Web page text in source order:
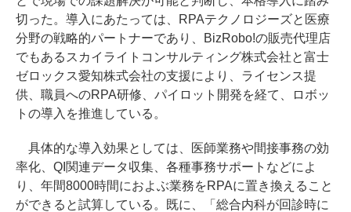
切った。導入にあたっては、RPAテクノロジーズと医療
分野の戦略的パートナーであり、BizRobo!の販売代理店
でもあるスカイライトコンサルティング株式会社と富士
ゼロックス愛知株式会社の支援により、ライセンス提
供、職員へのRPA研修、パイロット開発を経て、ロボッ
トの導入を推進している。
具体的な導入効果としては、医師業務や間接事務の効
率化、QI関連データ収集、各種事務サポートなどによ
り、年間8000時間におよぶ業務をRPAに置き換えること
ができると試算している。既に、「総合内科が回診時に